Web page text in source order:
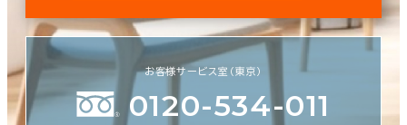
お客様サービス室（東京）
0120-534-011